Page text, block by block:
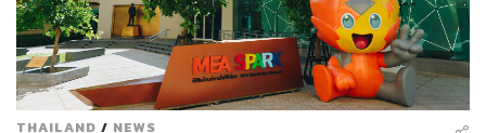
นอกจากนี้ภายในงานแถลงข่าวยังมีกิจกรรมมากมายมาให้
ได้ทดลองใช้บริการ เช่น บูธแนะนำการตรวจสุขภาพ
Checkup Center บูธแพทย์แผนไทยประยุกต์ศิริราช แนะนำ
การวินิจฉัยโรคด้วยการแพทย์แผนไทย การใช้สมุนไพรไทย
THAILAND / NEWS